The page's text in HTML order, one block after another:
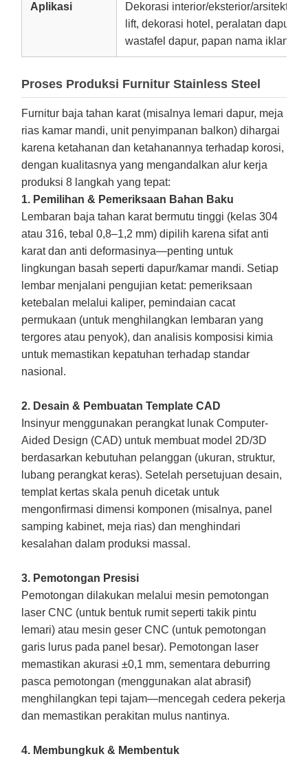
Aplikasi
Dekorasi interior/eksterior/arsitektur/
lift, dekorasi hotel, peralatan dapur,
wastafel dapur, papan nama iklan
Proses Produksi Furnitur Stainless Steel
Furnitur baja tahan karat (misalnya lemari dapur, meja
rias kamar mandi, unit penyimpanan balkon) dihargai
karena ketahanan dan ketahanannya terhadap korosi,
dengan kualitasnya yang mengandalkan alur kerja
produksi 8 langkah yang tepat:
1. Pemilihan & Pemeriksaan Bahan Baku
Lembaran baja tahan karat bermutu tinggi (kelas 304
atau 316, tebal 0,8–1,2 mm) dipilih karena sifat anti
karat dan anti deformasinya—penting untuk
lingkungan basah seperti dapur/kamar mandi. Setiap
lembar menjalani pengujian ketat: pemeriksaan
ketebalan melalui kaliper, pemindaian cacat
permukaan (untuk menghilangkan lembaran yang
tergores atau penyok), dan analisis komposisi kimia
untuk memastikan kepatuhan terhadap standar
nasional.
2. Desain & Pembuatan Template CAD
Insinyur menggunakan perangkat lunak Computer-
Aided Design (CAD) untuk membuat model 2D/3D
berdasarkan kebutuhan pelanggan (ukuran, struktur,
lubang perangkat keras). Setelah persetujuan desain,
templat kertas skala penuh dicetak untuk
mengonfirmasi dimensi komponen (misalnya, panel
samping kabinet, meja rias) dan menghindari
kesalahan dalam produksi massal.
3. Pemotongan Presisi
Pemotongan dilakukan melalui mesin pemotongan
laser CNC (untuk bentuk rumit seperti takik pintu
lemari) atau mesin geser CNC (untuk pemotongan
garis lurus pada panel besar). Pemotongan laser
memastikan akurasi ±0,1 mm, sementara deburring
pasca pemotongan (menggunakan alat abrasif)
menghilangkan tepi tajam—mencegah cedera pekerja
dan memastikan perakitan mulus nantinya.
4. Membungkuk & Membentuk